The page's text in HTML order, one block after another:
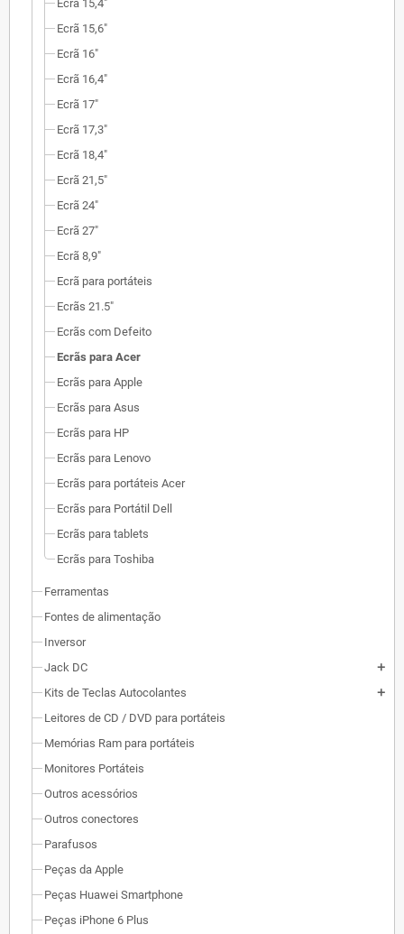
Ecrã 15,4"
Ecrã 15,6"
Ecrã 16"
Ecrã 16,4"
Ecrã 17"
Ecrã 17,3"
Ecrã 18,4"
Ecrã 21,5"
Ecrã 24"
Ecrã 27"
Ecrã 8,9"
Ecrã para portáteis
Ecrãs 21.5"
Ecrãs com Defeito
Ecrãs para Acer
Ecrãs para Apple
Ecrãs para Asus
Ecrãs para HP
Ecrãs para Lenovo
Ecrãs para portáteis Acer
Ecrãs para Portátil Dell
Ecrãs para tablets
Ecrãs para Toshiba
Ferramentas
Fontes de alimentação
Inversor
Jack DC
add
Kits de Teclas Autocolantes add
Leitores de CD / DVD para portáteis
Memórias Ram para portáteis
Monitores Portáteis
Outros acessórios
Outros conectores
Parafusos
Peças da Apple
Peças Huawei Smartphone
Peças iPhone 6 Plus